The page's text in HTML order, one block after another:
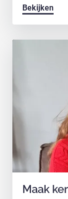
Bekijken
Maak